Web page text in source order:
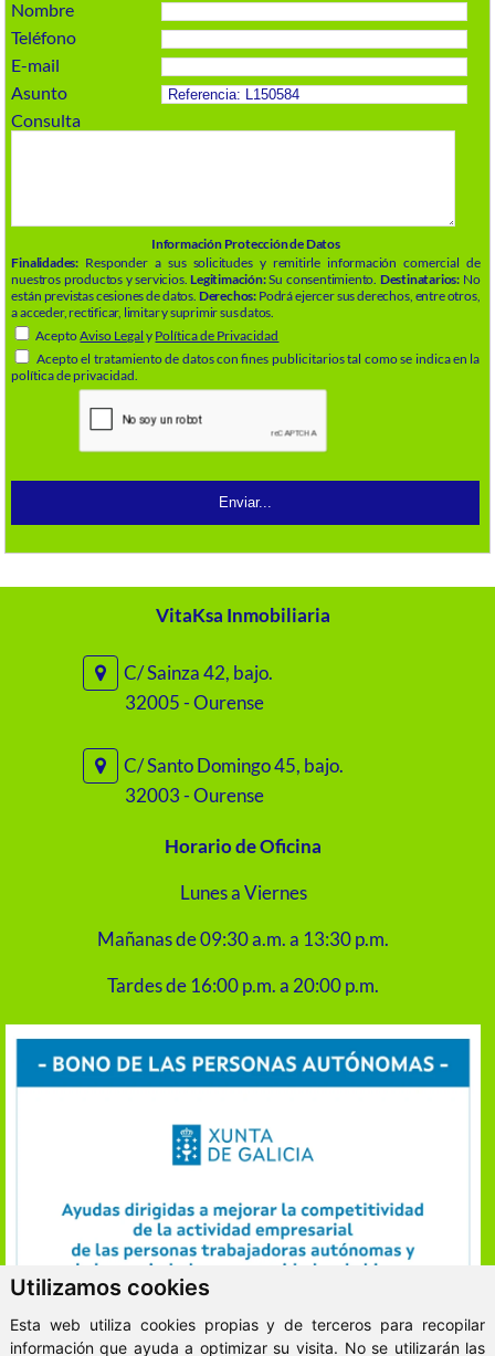
Utilizamos cookies
Esta web utiliza cookies propias y de terceros para recopilar
información que ayuda a optimizar su visita. No se utilizarán las
Nombre
Teléfono
E-mail
Asunto
Consulta
Información Protección de Datos
Finalidades: Responder a sus solicitudes y remitirle información comercial de
nuestros productos y servicios.Legitimación:Su consentimiento. Destinatarios:No
están previstas cesiones de datos. Derechos: Podrá ejercer sus derechos, entre otros,
a acceder, rectificar, limitar y suprimir sus datos.
AceptoAviso Legal y Política de Privacidad
Acepto el tratamiento de datos con fines publicitarios tal como se indica en la
política de privacidad.
VitaKsa Inmobiliaria
C/ Sainza 42, bajo.
32005 - Ourense
C/ Santo Domingo 45, bajo.
32003 - Ourense
Horario de Oficina
Lunes a Viernes
Mañanas de 09:30 a.m. a 13:30 p.m.
Tardes de 16:00 p.m. a 20:00 p.m.